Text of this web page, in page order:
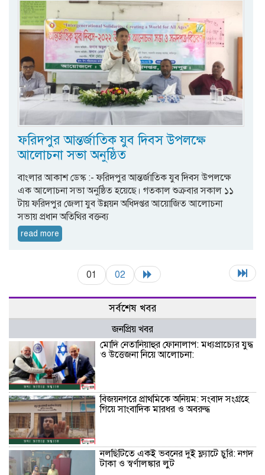
ফরিদপুর আন্তর্জাতিক যুব দিবস উপলক্ষে
আলোচনা সভা অনুষ্ঠিত
বাংলার আকাশ ডেস্ক :- ফরিদপুর আন্তর্জাতিক যুব দিবস উপলক্ষে
এক আলোচনা সভা অনুষ্ঠিত হয়েছে। গতকাল শুক্রবার সকাল ১১
টায় ফরিদপুর জেলা যুব উন্নয়ন অধিদপ্তর আয়োজিত আলোচনা
সভায় প্রধান অতিথির বক্তব্য
read more
01 02
সর্বশেষ খবর
জনপ্রিয় খবর
মোদি নেতানিয়াহুর ফোনালাপ: মধ্যপ্রাচ্যের যুদ্ধ
ও উত্তেজনা নিয়ে আলোচনা:
বিজয়নগরে প্রাথমিকে অনিয়ম: সংবাদ সংগ্রহে
গিয়ে সাংবাদিক মারধর ও অবরুদ্ধ
নলছিটিতে একই ভবনের দুই ফ্ল্যাটে চুরি: নগদ
টাকা ও স্বর্ণালঙ্কার লুট